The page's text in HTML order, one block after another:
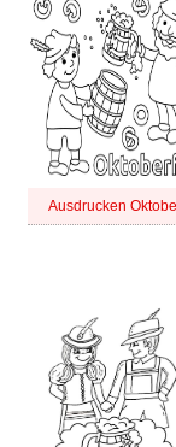
Ausdrucken